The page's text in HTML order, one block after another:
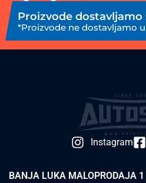
Proizvode dostavljamo
*Proizvode ne dostavljamo
Instagram
BANJA LUKA MALOPRODAJA